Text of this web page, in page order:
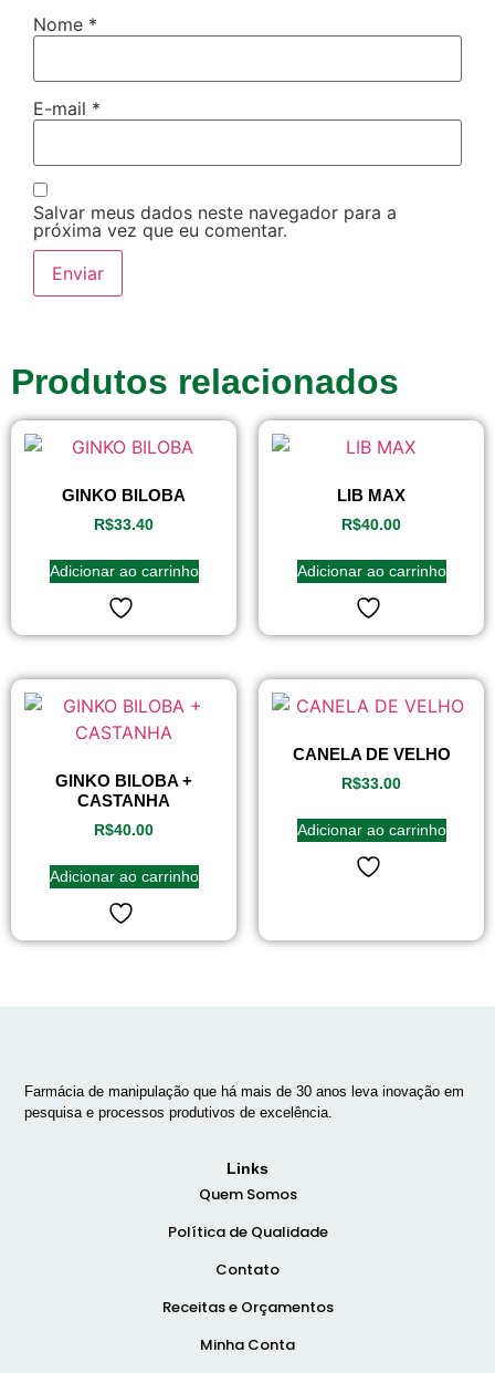
Nome *
E-mail *
Salvar meus dados neste navegador para a
próxima vez que eu comentar.
Produtos relacionados
GINKO BILOBA
R$33.40
Adicionar ao carrinho
LIB MAX
R$40.00
Adicionar ao carrinho
GINKO BILOBA +
CASTANHA
R$40.00
Adicionar ao carrinho
CANELA DE VELHO
R$33.00
Adicionar ao carrinho
Farmácia de manipulação que há mais de 30 anos leva inovação em
pesquisa e processos produtivos de excelência.
Links
Quem Somos
Política de Qualidade
Contato
Receitas e Orçamentos
Minha Conta